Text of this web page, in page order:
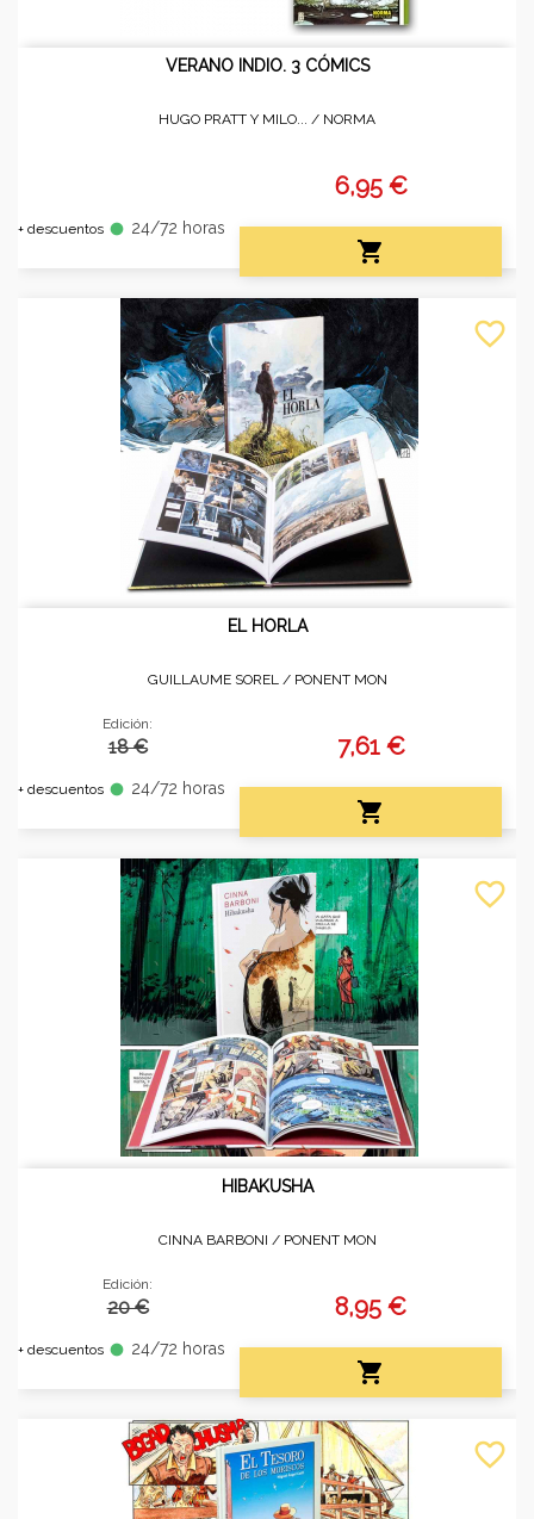
VERANO INDIO. 3 CÓMICS
HUGO PRATT Y MILO... / NORMA
+ descuentos fiber_manual_record 24/72 horas
6,95 €

EL HORLA
GUILLAUME SOREL / PONENT MON
Edición:
18 €
+ descuentos fiber_manual_record 24/72 horas
7,61 €

favorite_border
HIBAKUSHA
CINNA BARBONI / PONENT MON
Edición:
20 €
+ descuentos fiber_manual_record 24/72 horas
8,95 €

favorite_border
favorite_border